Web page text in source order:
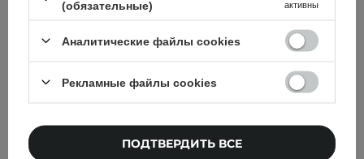
BHA Liquid Exfoliant - Отшелушивающий тоник с
салициловой кислотой 2% - 30ml
(обязательные) активны
Аналитические файлы cookies
Рекламные файлы cookies
ПОДТВЕРДИТЬ ВСЕ